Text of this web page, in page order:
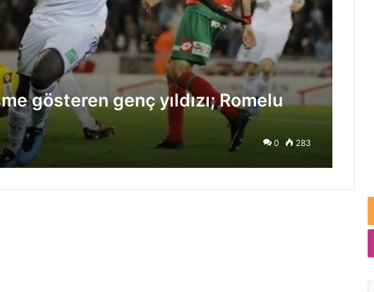
gösteren genç yıldızı; Romelu
0 283